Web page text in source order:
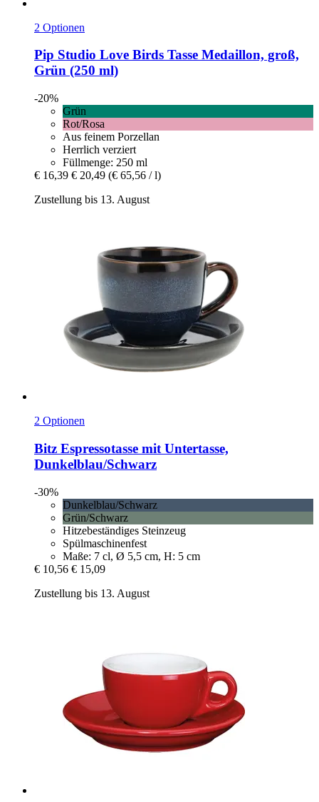
2 Optionen
Pip Studio Love Birds Tasse Medaillon, groß,
Grün (250 ml)
-20%
Grün
Rot/Rosa
Aus feinem Porzellan
Herrlich verziert
Füllmenge: 250 ml
€ 16,39 € 20,49 (€ 65,56 / l)
Zustellung bis 13. August
2 Optionen
Bitz Espressotasse mit Untertasse,
Dunkelblau/Schwarz
-30%
Dunkelblau/Schwarz
Grün/Schwarz
Hitzebeständiges Steinzeug
Spülmaschinenfest
Maße: 7 cl, Ø 5,5 cm, H: 5 cm
€ 10,56 € 15,09
Zustellung bis 13. August